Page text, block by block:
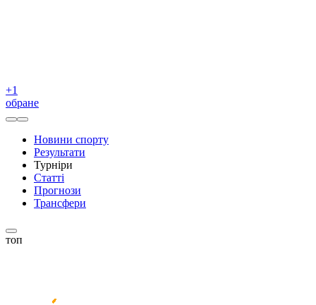
+1
обране
Новини спорту
Результати
Турніри
Статті
Прогнози
Трансфери
топ